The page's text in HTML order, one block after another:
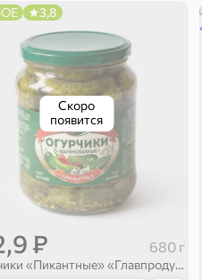
Скоро
появится
₽ 680 г
Огурчики «Пикантные» «Главпродукт», 680 г
3,8